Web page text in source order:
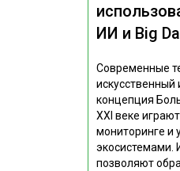
ИИ и Big
Современные
искусственный
концепция
XXI веке
мониторинге и
экосистемами.
позволяют